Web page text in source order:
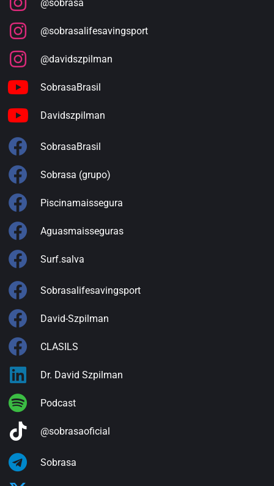
@sobrasa
@sobrasalifesavingsport
@davidszpilman
SobrasaBrasil
Davidszpilman
SobrasaBrasil
Sobrasa (grupo)
Piscinamaissegura
Aguasmaisseguras
Surf.salva
Sobrasalifesavingsport
David-Szpilman
CLASILS
Dr. David Szpilman
Podcast
@sobrasaoficial
Sobrasa